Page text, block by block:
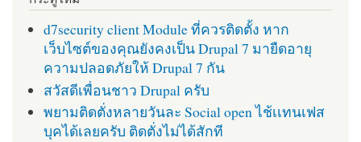
d7security client Module ที่ควรติดตั้ง หาก
เว็บไซต์ของคุณยังคงเป็น Drupal 7 มายืดอายุ
ความปลอดภัยให้ Drupal 7 กัน
สวัสดีเพื่อนชาว Drupal ครับ
พยามติดตั่งหลายวันละ Social open ไช้เเทนเฟส
บุคได้เลยครับ ติดตั่งไม่ได้สักที